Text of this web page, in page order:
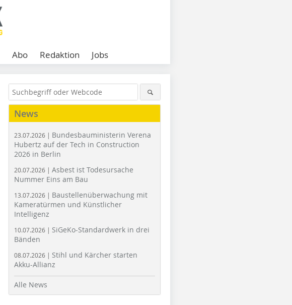
Abo Redaktion Jobs
News
23.07.2026 | Bundesbauministerin Verena
Hubertz auf der Tech in Construction
2026 in Berlin
20.07.2026 | Asbest ist Todesursache
Nummer Eins am Bau
13.07.2026 | Baustellenüberwachung mit
Kameratürmen und Künstlicher
Intelligenz
10.07.2026 | SiGeKo-Standardwerk in drei
Bänden
08.07.2026 | Stihl und Kärcher starten
Akku-Allianz
Alle News